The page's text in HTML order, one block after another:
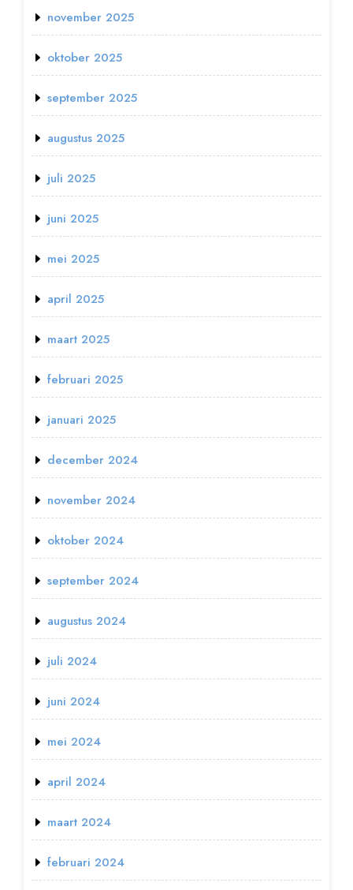
november 2025
oktober 2025
september 2025
augustus 2025
juli 2025
juni 2025
mei 2025
april 2025
maart 2025
februari 2025
januari 2025
december 2024
november 2024
oktober 2024
september 2024
augustus 2024
juli 2024
juni 2024
mei 2024
april 2024
maart 2024
februari 2024